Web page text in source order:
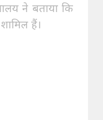
ने बताया कि
हैं।